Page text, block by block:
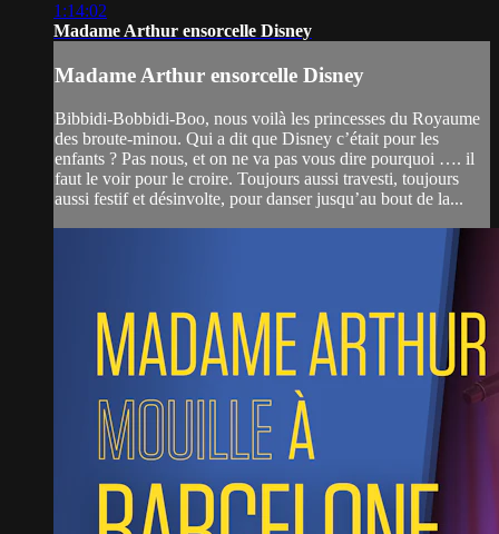
1:14:02
Madame Arthur ensorcelle Disney
Madame Arthur ensorcelle Disney
Bibbidi-Bobbidi-Boo, nous voilà les princesses du Royaume
des broute-minou. Qui a dit que Disney c’était pour les
enfants ? Pas nous, et on ne va pas vous dire pourquoi …. il
faut le voir pour le croire. Toujours aussi travesti, toujours
aussi festif et désinvolte, pour danser jusqu’au bout de la...